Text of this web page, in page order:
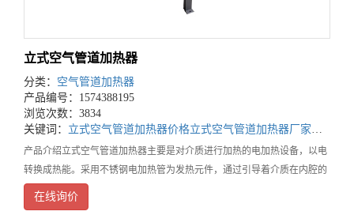
立式空气管道加热器
分类： 空气管道加热器
产品编号：1574388195
浏览次数：3834
关键词： 立式空气管道加热器价格立式空气管道加热器厂家立式空
产品介绍立式空气管道加热器主要是对介质进行加热的电加热设备，以电
转换成热能。采用不锈钢电加热管为发热元件，通过引导着介质在内腔的
滞留时间，从而使介质充分受热均匀，提高热交换，在工作时，高温循环
系统内部具有绝缘导热性能良好的氧化镁铝，管口两端
在线询价